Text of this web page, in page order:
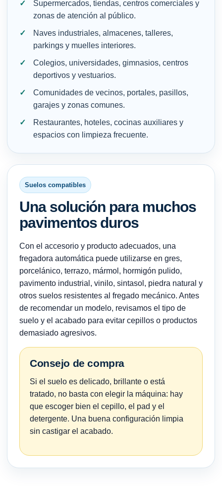
Supermercados, tiendas, centros comerciales y
zonas de atención al público.
Naves industriales, almacenes, talleres,
parkings y muelles interiores.
Colegios, universidades, gimnasios, centros
deportivos y vestuarios.
Comunidades de vecinos, portales, pasillos,
garajes y zonas comunes.
Restaurantes, hoteles, cocinas auxiliares y
espacios con limpieza frecuente.
Suelos compatibles
Una solución para muchos
pavimentos duros
Con el accesorio y producto adecuados, una
fregadora automática puede utilizarse en gres,
porcelánico, terrazo, mármol, hormigón pulido,
pavimento industrial, vinilo, sintasol, piedra natural y
otros suelos resistentes al fregado mecánico. Antes
de recomendar un modelo, revisamos el tipo de
suelo y el acabado para evitar cepillos o productos
demasiado agresivos.
Consejo de compra
Si el suelo es delicado, brillante o está
tratado, no basta con elegir la máquina: hay
que escoger bien el cepillo, el pad y el
detergente. Una buena configuración limpia
sin castigar el acabado.